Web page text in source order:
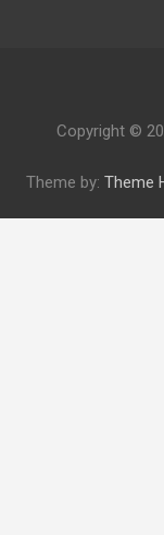
Copyright ©
Theme by: Theme